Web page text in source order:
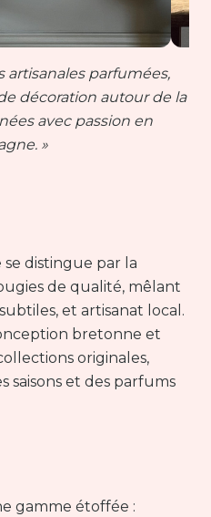
artisanales parfumées,
décoration autour de la
avec passion en
»
distingue par la
de qualité, mêlant
et artisanat local.
bretonne et
originales,
saisons et des parfums
gamme étoffée :